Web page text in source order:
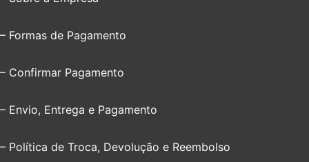
– Formas de Pagamento
– Confirmar Pagamento
– Envio, Entrega e Pagamento
– Política de Troca, Devolução e Reembolso